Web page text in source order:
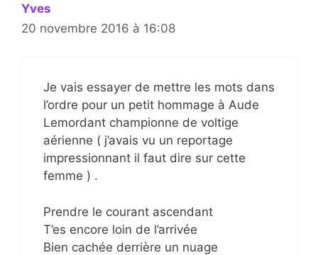
Yves
20 novembre 2016 à 16:08
Je vais essayer de mettre les mots dans
l’ordre pour un petit hommage à Aude
Lemordant championne de voltige
aérienne ( j’avais vu un reportage
impressionnant il faut dire sur cette
femme ) .
Prendre le courant ascendant
T’es encore loin de l’arrivée
Bien cachée derrière un nuage